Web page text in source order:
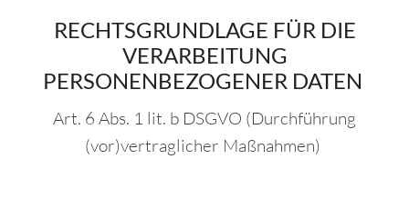
RECHTSGRUNDLAGE FÜR DIE
VERARBEITUNG
PERSONENBEZOGENER DATEN
Art. 6 Abs. 1 lit. b DSGVO (Durchführung
(vor)vertraglicher Maßnahmen)